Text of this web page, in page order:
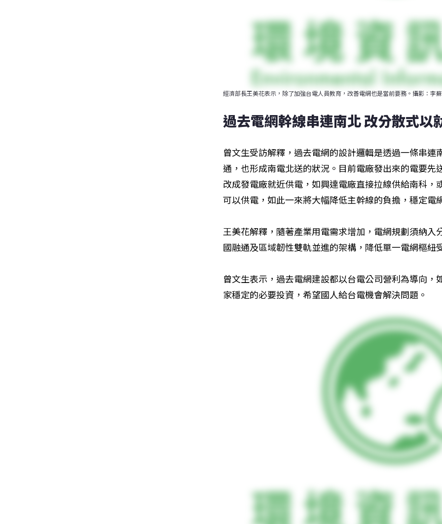
經濟部長王美花表示，除了加強台電人員教育，改善電網也是當前要務。攝影：李
過去電網幹線串連南北 改分散式以
曾文生受訪解釋，過去電網的設計邏輯是透過一條串連
通，也形成南電北送的狀況。目前電廠發出來的電要先
改成發電廠就近供電，如興達電廠直接拉線供給南科，
可以供電，如此一來將大幅降低主幹線的負擔，穩定電
王美花解釋，隨著產業用電需求增加，電網規劃須納入
國融通及區域韌性雙軌並進的架構，降低單一電網樞紐
曾文生表示，過去電網建設都以台電公司營利為導向
家穩定的必要投資，希望國人給台電機會解決問題。